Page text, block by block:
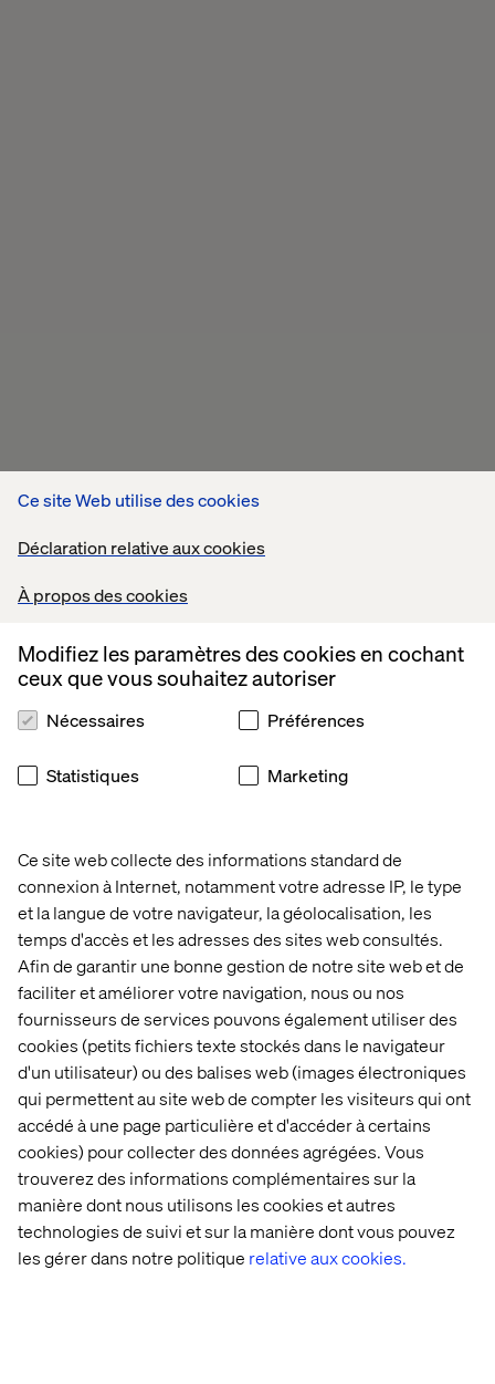
Ce site Web utilise des cookies
Déclaration relative aux cookies
À propos des cookies
Ce site web collecte des informations standard de
connexion à Internet, notamment votre adresse IP, le type
et la langue de votre navigateur, la géolocalisation, les
temps d'accès et les adresses des sites web consultés.
Afin de garantir une bonne gestion de notre site web et de
faciliter et améliorer votre navigation, nous ou nos
fournisseurs de services pouvons également utiliser des
cookies (petits fichiers texte stockés dans le navigateur
d'un utilisateur) ou des balises web (images électroniques
qui permettent au site web de compter les visiteurs qui ont
accédé à une page particulière et d'accéder à certains
cookies) pour collecter des données agrégées. Vous
trouverez des informations complémentaires sur la
manière dont nous utilisons les cookies et autres
technologies de suivi et sur la manière dont vous pouvez
les gérer dans notre politique relative aux cookies.
Modifiez les paramètres des cookies en cochant
ceux que vous souhaitez autoriser
Nécessaires Préférences
Statistiques Marketing